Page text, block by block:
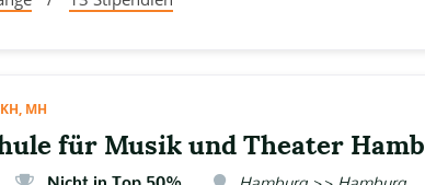
MH
für Musik und Theater
Nicht in Top 50% Hamburg >> Hamburg